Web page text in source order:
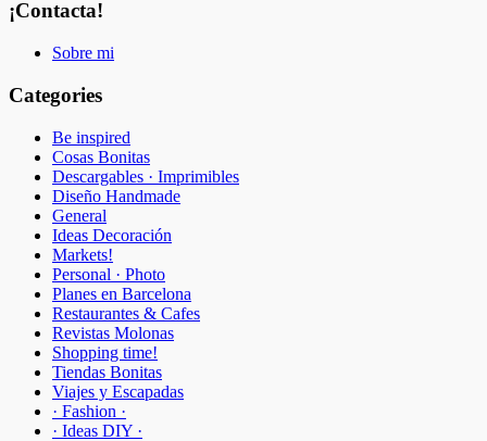
¡Contacta!
Sobre mi
Categories
Be inspired
Cosas Bonitas
Descargables · Imprimibles
Diseño Handmade
General
Ideas Decoración
Markets!
Personal · Photo
Planes en Barcelona
Restaurantes & Cafes
Revistas Molonas
Shopping time!
Tiendas Bonitas
Viajes y Escapadas
· Fashion ·
· Ideas DIY ·